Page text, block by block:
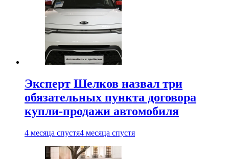
Эксперт Шелков назвал три
обязательных пункта договора
купли-продажи автомобиля
4 месяца спустя4 месяца спустя